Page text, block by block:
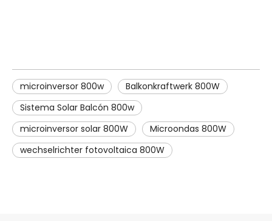
microinversor 800w
Balkonkraftwerk 800W
Sistema Solar Balcón 800w
microinversor solar 800W
Microondas 800W
wechselrichter fotovoltaica 800W